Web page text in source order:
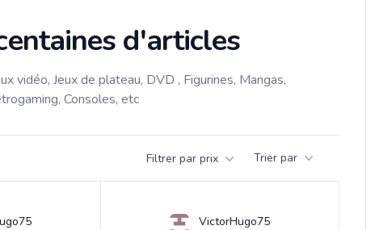
d'articles
vidéo, Jeux de plateau, DVD , Figurines, Mangas,
Consoles, etc
Filtrer par prix Trier par
VictorHugo75